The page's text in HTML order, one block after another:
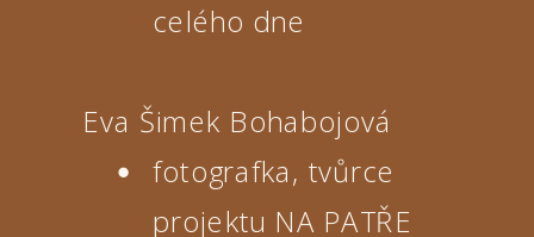
celého dne
Eva Šimek Bohabojová
fotografka, tvůrce
projektu NA PATŘE